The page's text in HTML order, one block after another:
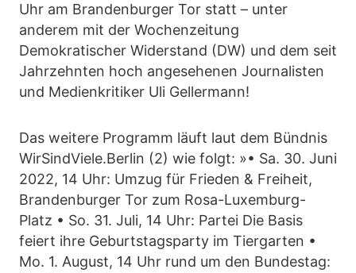
Uhr am Brandenburger Tor statt – unter
anderem mit der Wochenzeitung
Demokratischer Widerstand (DW) und dem seit
Jahrzehnten hoch angesehenen Journalisten
und Medienkritiker Uli Gellermann!
Das weitere Programm läuft laut dem Bündnis
WirSindViele.Berlin (2) wie folgt: »• Sa. 30. Juni
2022, 14 Uhr: Umzug für Frieden & Freiheit,
Brandenburger Tor zum Rosa-Luxemburg-
Platz • So. 31. Juli, 14 Uhr: Partei Die Basis
feiert ihre Geburtstagsparty im Tiergarten •
Mo. 1. August, 14 Uhr rund um den Bundestag: